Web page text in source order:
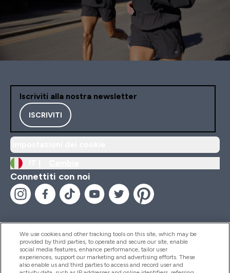
Iscriviti alla nostra newsletter
ISCRIVITI
Connettiti con noi
Aiuto & Informazioni
We use cookies and other tracking tools on this site, which may be
provided by third parties, to operate and secure our site, enable
social media features, enhance performance, tailor user
experiences, support our marketing and advertising efforts. These
also enable us and third parties to access and record user and